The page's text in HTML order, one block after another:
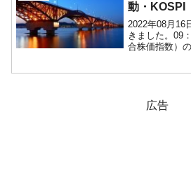
動・KOSPI
2022年08月16
きました。09
合株価指数）
『
広告